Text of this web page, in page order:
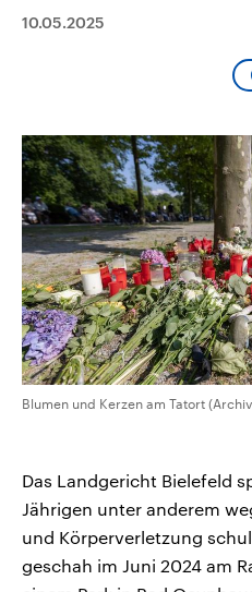
Landtag. Seit 2021 wird das
Wahlprogramme, aktuelle
Wahl.
Audio-Archiv
10.05.2025
Blumen und Kerzen am Tatort
Das Landgericht Bielefeld
Jährigen unter anderem
und Körperverletzung
geschah im Juni 2024 am